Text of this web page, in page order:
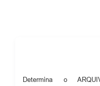
Cemitérios
Determina o